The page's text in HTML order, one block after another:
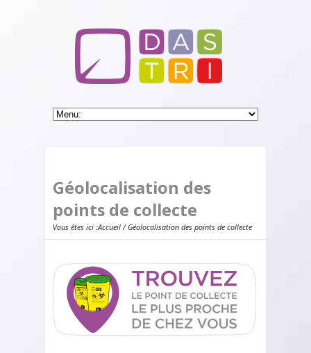
Géolocalisation des
points de collecte
Vous êtes ici :Accueil/ Géolocalisation des points de collecte